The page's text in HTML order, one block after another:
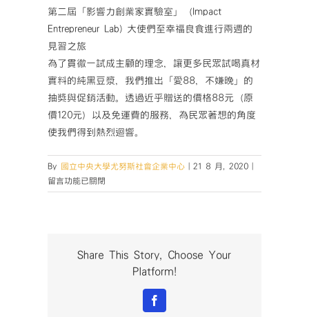
第二屆「影響力創業家實驗室」（Impact
Entrepreneur Lab) 大使們至幸福良食進行兩週的
見習之旅
為了貫徹一試成主顧的理念，讓更多民眾試喝真材
實料的純黑豆漿，我們推出「愛88，不嫌晚」的
抽獎與促銷活動。透過近乎贈送的價格88元（原
價120元）以及免運費的服務，為民眾著想的角度
使我們得到熱烈迴響。
By 國立中央大學尤努斯社會企業中心 21 8 月, 2020
期
留言功能已關閉
Share This Story, Choose Your
Platform!
Facebook